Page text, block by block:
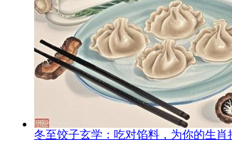
冬至饺子玄学：吃对馅料，为你的生肖